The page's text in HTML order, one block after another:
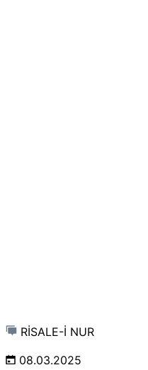
RİSALE-İ NUR
08.03.2025